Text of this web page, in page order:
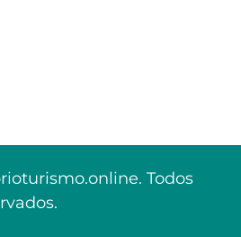
Todos